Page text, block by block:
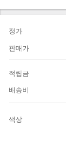
정가
판매가
적립금
배송비
색상